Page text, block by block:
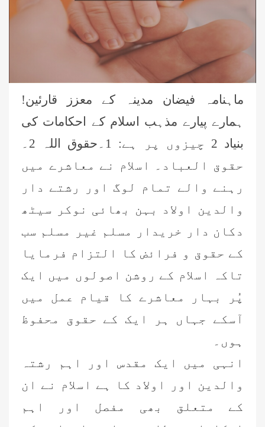
ماہنامہ فیضان مدینہ کے معزز قارئین!
ہمارے پیارے مذہب اسلام کے احکامات کی
بنیاد 2 چیزوں پر ہے: 1۔حقوق اللہ 2۔
حقوق العباد۔ اسلام نے معاشرے میں
رہنے والے تمام لوگ اور رشتے دار
والدین اولاد بہن بھائی نوکر سیٹھ
دکان دار خریدار مسلم غیر مسلم سب
کے حقوق و فرائض کا التزام فرمایا
تاکہ اسلام کے روشن اصولوں میں ایک
پُر بہار معاشرے کا قیام عمل میں
آسکے جہاں ہر ایک کے حقوق محفوظ
ہوں۔
انہی میں ایک مقدس اور اہم رشتہ
والدین اور اولاد کا ہے اسلام نے ان
کے متعلق بھی مفصل اور اہم